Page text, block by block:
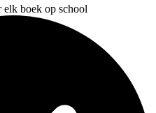
elk boek op school